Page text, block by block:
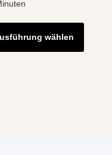
wählen
weist